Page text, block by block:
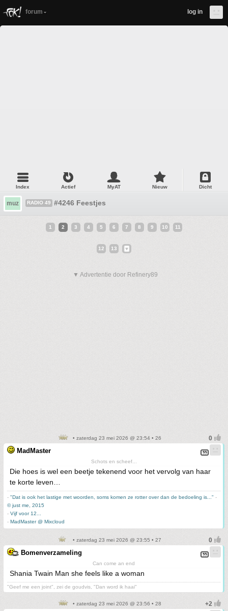
forum log in
Index Actief MyAT Nieuw Dicht
muz RADIO 49 #4246 Feestjes
1 2 3 4 5 6 7 8 9 10 11
12 13
▼ Advertentie door Refinery89
• zaterdag 23 mei 2026 @ 23:54 • 26
MadMaster
Schots en scheef...
Die hoes is wel een beetje tekenend voor het vervolg van haar
te korte leven…
- "Dat is ook het lastige met woorden, soms komen ze rotter over dan de bedoeling is..." -
© just me, 2015
- Vijf voor 12...
- MadMaster @ Mixcloud
• zaterdag 23 mei 2026 @ 23:55 • 27
Bomenverzameling
Can come an end
Shania Twain Man she feels like a woman
"Geef me een joint", zei de goudvis, "Dan word ik haai"
• zaterdag 23 mei 2026 @ 23:56 • 28